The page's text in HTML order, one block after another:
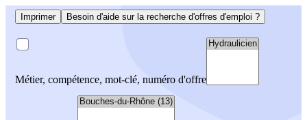
Imprimer Besoin d'aide sur la recherche d'offres d'emploi ?
Métier, compétence, mot-clé, numéro d'offre